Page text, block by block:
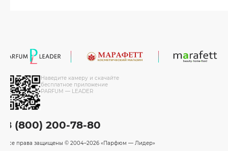
Наведите камеру и скачайте
бесплатное приложение
PARFUM — LEADER
8 (800) 200-78-80
Все права защищены © 2004–2026 «Парфюм — Лидер»